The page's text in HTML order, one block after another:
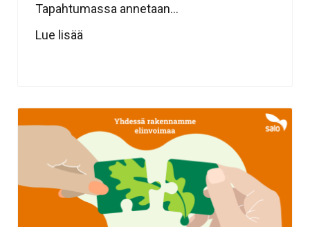
Tapahtumassa annetaan...
Lue lisää